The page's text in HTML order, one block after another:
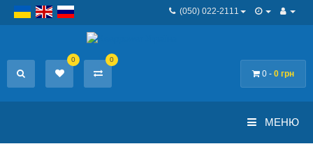
(050) 022-2111
0 - 0 грн
0 0
МЕНЮ